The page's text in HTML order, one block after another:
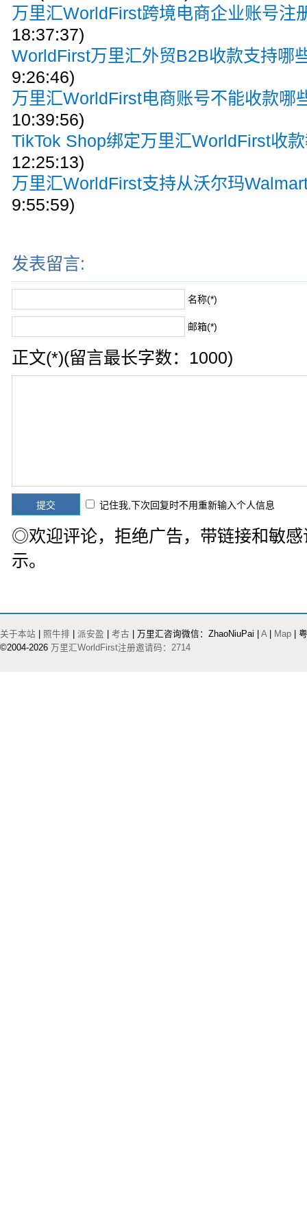
万里汇WorldFirst跨境电商企业账号注
18:37:37)
WorldFirst万里汇外贸B2B收款支持哪
9:26:46)
万里汇WorldFirst电商账号不能收款哪
10:39:56)
TikTok Shop绑定万里汇WorldFirst收
12:25:13)
万里汇WorldFirst支持从沃尔玛
9:55:59)
发表留言:
名称(*)
邮箱(*)
正文(*)(留言最长字数：1000)
记住我,下次回复时不用重新输入个人信息
◎欢迎评论，拒绝广告，带链接和敏
示。
关于本站 照牛排 派安盈 考古 | 万里汇咨询微信：ZhaoNiuPai | A| Map |
©2004-2026 万里汇WorldFirst注册邀请码：2714